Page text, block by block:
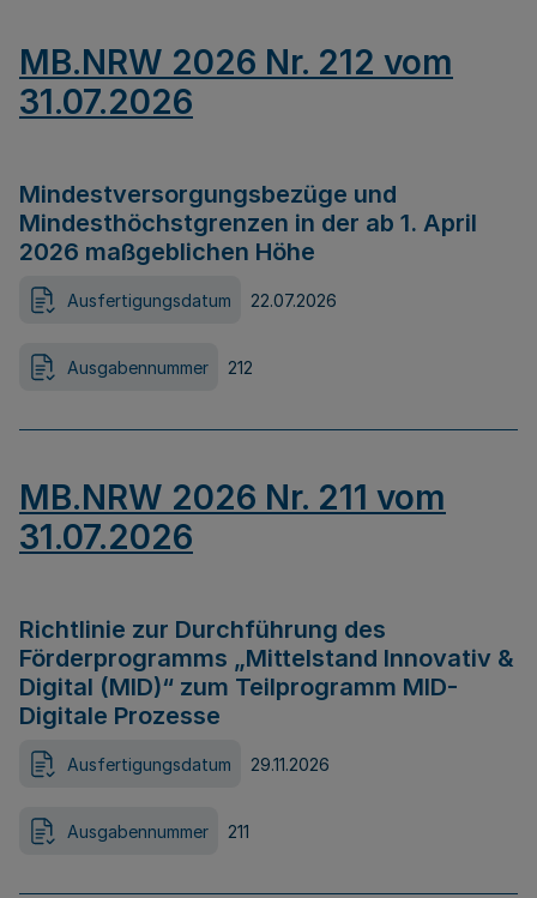
MB.NRW 2026 Nr. 212 vom
31.07.2026
Mindestversorgungsbezüge und
Mindesthöchstgrenzen in der ab 1. April
2026 maßgeblichen Höhe
Ausfertigungsdatum 22.07.2026
Ausgabennummer 212
MB.NRW 2026 Nr. 211 vom
31.07.2026
Richtlinie zur Durchführung des
Förderprogramms „Mittelstand Innovativ &
Digital (MID)“ zum Teilprogramm MID-
Digitale Prozesse
Ausfertigungsdatum 29.11.2026
Ausgabennummer 211